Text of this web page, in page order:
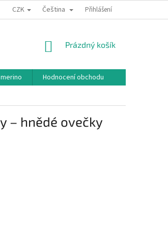
PODMÍNKY OCHRANY OSOBNÍCH ÚDAJŮ
CZK Čeština Přihlášení
NÁKUPNÍ
Prázdný košík
Hodnocení obchodu
– hnědé ovečky